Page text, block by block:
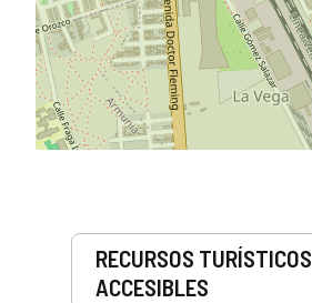
Servicios
RECURSOS TURÍSTICOS
ACCESIBLES